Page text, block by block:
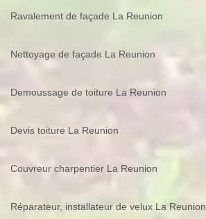
Ravalement de façade La Reunion
Nettoyage de façade La Reunion
Demoussage de toiture La Reunion
Devis toiture La Reunion
Couvreur charpentier La Reunion
Réparateur, installateur de velux La Reunion